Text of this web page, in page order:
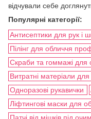
відчували себе
Популярні категорії:
Антисептики для рук і
Пілінг для обличчя
Скраби та гоммажі для
Витратні матеріали
Одноразові рукавички
Ліфтингові маски для